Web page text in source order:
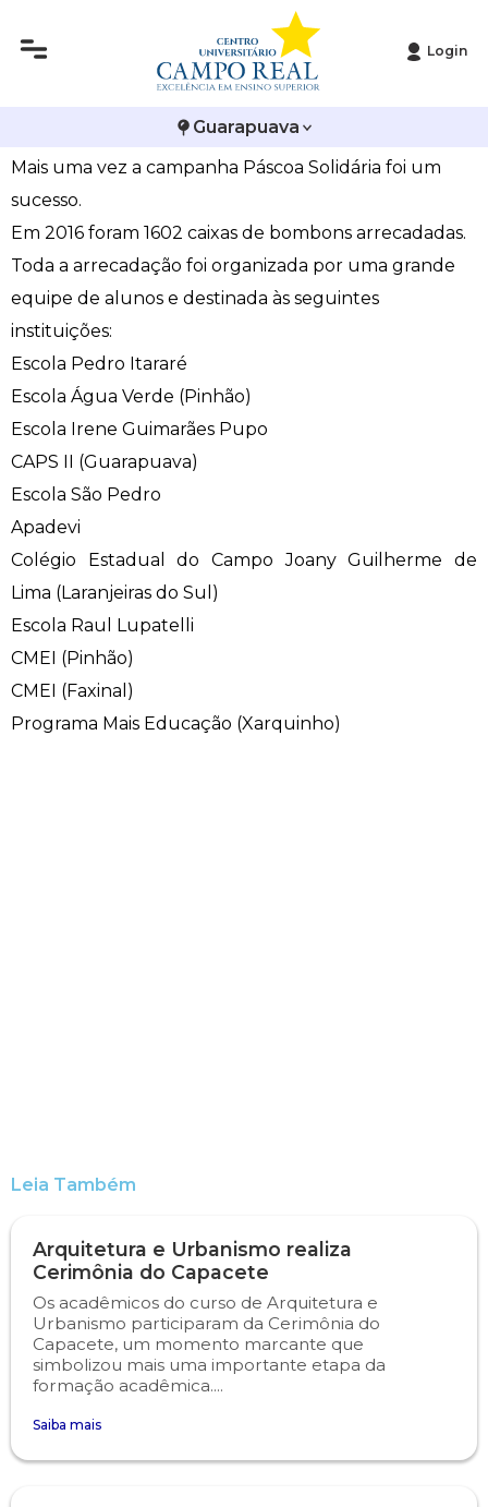
Login
Guarapuava
Páscoa Solidária supera as expectativas
Mais uma vez a campanha Páscoa Solidária foi um
sucesso.
Em 2016 foram 1602 caixas de bombons arrecadadas.
Toda a arrecadação foi organizada por uma grande
equipe de alunos e destinada às seguintes
instituições:
Escola Pedro Itararé
Escola Água Verde (Pinhão)
Escola Irene Guimarães Pupo
CAPS II (Guarapuava)
Escola São Pedro
Apadevi
Colégio Estadual do Campo Joany Guilherme de
Lima (Laranjeiras do Sul)
Escola Raul Lupatelli
CMEI (Pinhão)
CMEI (Faxinal)
Programa Mais Educação (Xarquinho)
Leia Também
Arquitetura e Urbanismo realiza
Cerimônia do Capacete
Os acadêmicos do curso de Arquitetura e
Urbanismo participaram da Cerimônia do
Capacete, um momento marcante que
simbolizou mais uma importante etapa da
formação acadêmica....
Saiba mais
Infraestrutura
Publicações Institucionais
Arquitetura e Urbanismo
Biomedicina
Direito
Enfermagem
Engenharia Agronômica
Engenharia Civil
Engenharia de Software
Engenharia Elétrica
Engenharia Mecânica
Farmácia
Vestibular de Inverno
Vestibular de Medicina
2ª Via de Boleto
Atestado de Matrícula
Atividades Complementares e Sociais
Calendário Acadêmico
Calendário de Provas
Carteirinha de Estudante
Central de Estágios - TCC
Ensalamento
Horário de Aulas
Manual do Acadêmico
Manual de Formatura
Simulado Preparatório
Avalie a Campo Real
Bolsas e Incentivos
CPA
Comissão de Ética no Uso de Animais
Comitê de Ética em Pesquisa
Diploma Digital
Educação em Direitos Humanos
Editais
Extensão
Infocampo
Intercampo